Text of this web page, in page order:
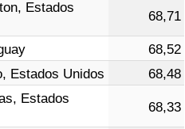
Estados
68,71
68,52
Estados Unidos 68,48
Estados
68,33